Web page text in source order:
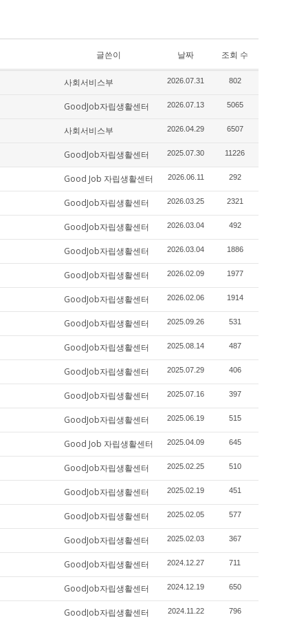
글쓴이 날짜 조회 수
사회서비스부 2026.07.31 802
GoodJob자립생활센터 2026.07.13 5065
사회서비스부 2026.04.29 6507
GoodJob자립생활센터 2025.07.30 11226
Good Job 자립생활센터 2026.06.11 292
GoodJob자립생활센터 2026.03.25 2321
GoodJob자립생활센터 2026.03.04 492
GoodJob자립생활센터 2026.03.04 1886
GoodJob자립생활센터 2026.02.09 1977
GoodJob자립생활센터 2026.02.06 1914
GoodJob자립생활센터 2025.09.26 531
GoodJob자립생활센터 2025.08.14 487
GoodJob자립생활센터 2025.07.29 406
GoodJob자립생활센터 2025.07.16 397
GoodJob자립생활센터 2025.06.19 515
Good Job 자립생활센터 2025.04.09 645
GoodJob자립생활센터 2025.02.25 510
GoodJob자립생활센터 2025.02.19 451
GoodJob자립생활센터 2025.02.05 577
GoodJob자립생활센터 2025.02.03 367
GoodJob자립생활센터 2024.12.27 711
GoodJob자립생활센터 2024.12.19 650
GoodJob자립생활센터 2024.11.22 796